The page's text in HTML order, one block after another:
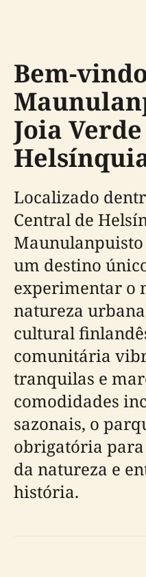
Bem-
Joia
Localizado
Central de
Maunulanpuisto
um destino
experimentar o
natureza
cultural
comunitária
tranquilas e
comodidades
sazonais, o
obrigatória
da natureza e
história.